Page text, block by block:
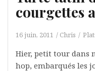
courgettes
16 juin, 2011 Chris
Hier, petit tour dans
hop, embarqués les